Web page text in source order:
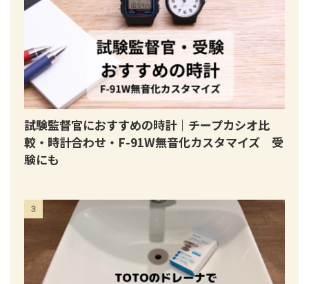
試験監督官におすすめの時計｜チープカシオ比
較・時計合わせ・F-91W無音化カスタマイズ 受
験にも
3